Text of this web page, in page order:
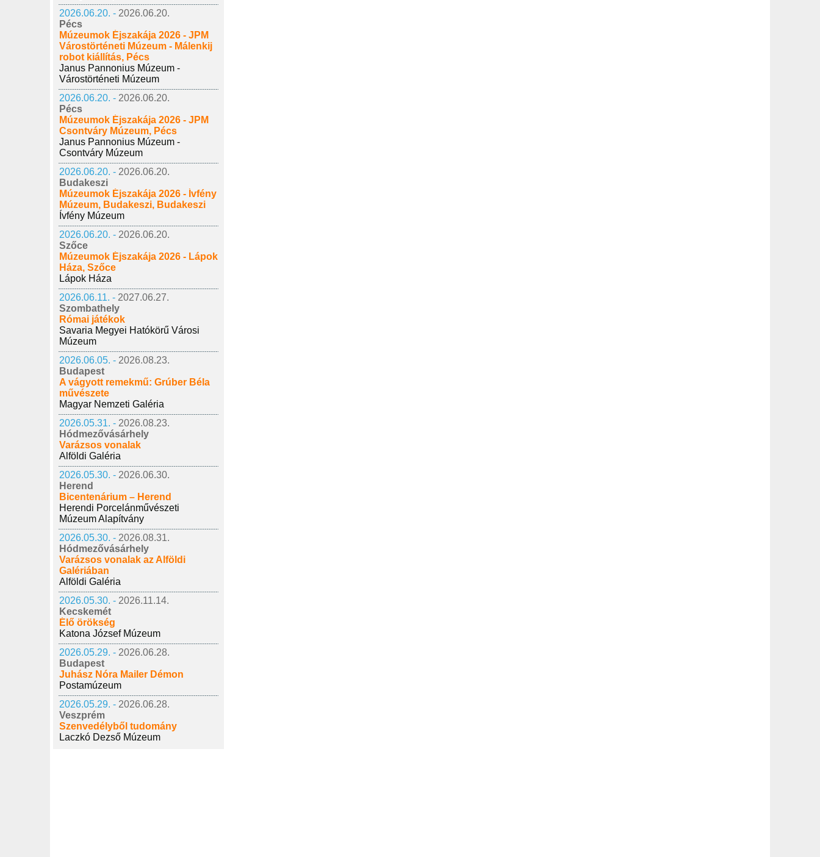
2026.06.20. - 2026.06.20.
Pécs
Múzeumok Éjszakája 2026 - JPM
Várostörténeti Múzeum - Málenkij
robot kiállítás, Pécs
Janus Pannonius Múzeum -
Várostörténeti Múzeum
2026.06.20. - 2026.06.20.
Pécs
Múzeumok Éjszakája 2026 - JPM
Csontváry Múzeum, Pécs
Janus Pannonius Múzeum -
Csontváry Múzeum
2026.06.20. - 2026.06.20.
Budakeszi
Múzeumok Éjszakája 2026 - Ívfény
Múzeum, Budakeszi, Budakeszi
Ívfény Múzeum
2026.06.20. - 2026.06.20.
Szőce
Múzeumok Éjszakája 2026 - Lápok
Háza, Szőce
Lápok Háza
2026.06.11. - 2027.06.27.
Szombathely
Római játékok
Savaria Megyei Hatókörű Városi
Múzeum
2026.06.05. - 2026.08.23.
Budapest
A vágyott remekmű: Grúber Béla
művészete
Magyar Nemzeti Galéria
2026.05.31. - 2026.08.23.
Hódmezővásárhely
Varázsos vonalak
Alföldi Galéria
2026.05.30. - 2026.06.30.
Herend
Bicentenárium – Herend
Herendi Porcelánművészeti
Múzeum Alapítvány
2026.05.30. - 2026.08.31.
Hódmezővásárhely
Varázsos vonalak az Alföldi
Galériában
Alföldi Galéria
2026.05.30. - 2026.11.14.
Kecskemét
Élő örökség
Katona József Múzeum
2026.05.29. - 2026.06.28.
Budapest
Juhász Nóra Mailer Démon
Postamúzeum
2026.05.29. - 2026.06.28.
Veszprém
Szenvedélyből tudomány
Laczkó Dezső Múzeum